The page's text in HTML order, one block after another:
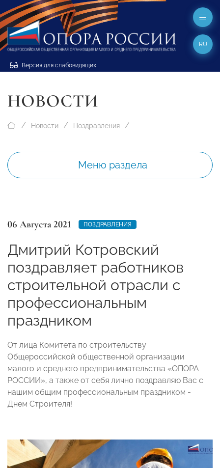
Версия для слабовидящих
RU
НОВОСТИ
Новости Поздравления
Меню раздела
06 Августа 2021 ПОЗДРАВЛЕНИЯ
Дмитрий Котровский
поздравляет работников
строительной отрасли с
профессиональным
праздником
От лица Комитета по строительству
Общероссийской общественной организации
малого и среднего предпринимательства «ОПОРА
РОССИИ», а также от себя лично поздравляю Вас с
нашим общим профессиональным праздником -
Днем Строителя!